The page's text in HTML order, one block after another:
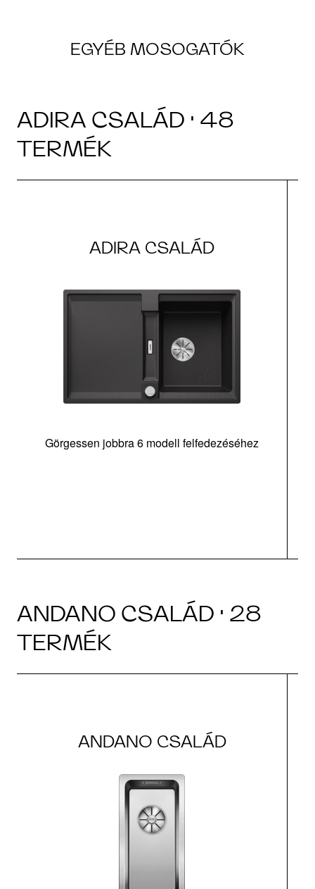
EGYÉB MOSOGATÓK
ADIRA CSALÁD · 48
TERMÉK
ADIRA CSALÁD
Görgessen jobbra 6 modell felfedezéséhez
ANDANO CSALÁD · 28
TERMÉK
ANDANO CSALÁD